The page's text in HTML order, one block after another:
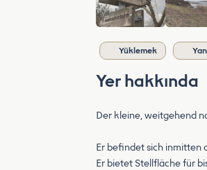
Yüklemek
Yer hakkında
Der kleine, weitgehend
Er befindet sich inmitten
Er bietet Stellfläche für